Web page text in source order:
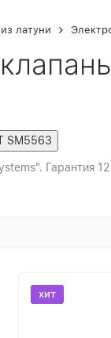
латуни
Гарантия
хит